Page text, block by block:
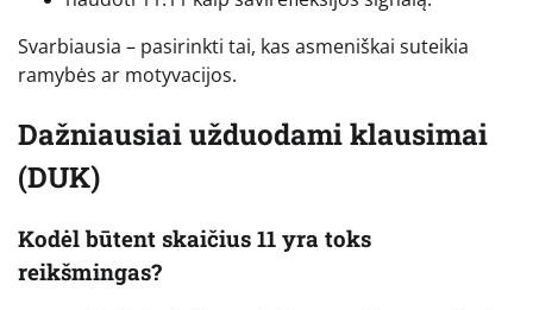
Svarbiausia – pasirinkti tai, kas asmeniškai suteikia
ramybės ar motyvacijos.
Dažniausiai užduodami klausimai
(DUK)
Kodėl būtent skaičius 11 yra toks
reikšmingas?